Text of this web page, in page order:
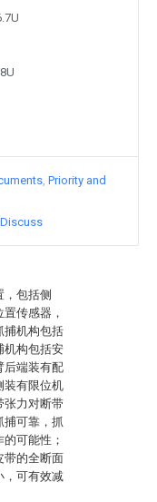
，包括侧
传感器，
捕机构包括
机构包括安
后端装有配
装有限位机
张力对断带
捕可靠，抓
可能性；
带的全断面
，可有效减
Priority and
Discuss